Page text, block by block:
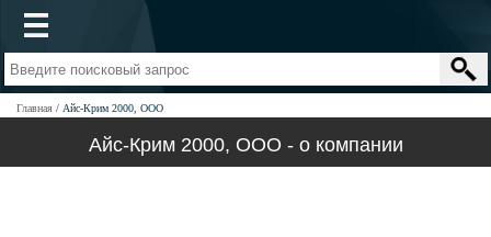
Главная Айс-Крим 2000, ООО
Айс-Крим 2000, ООО - о компании